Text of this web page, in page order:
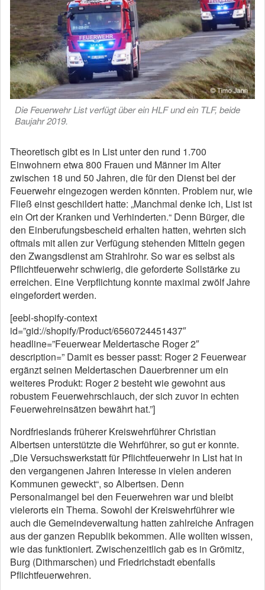
Die Feuerwehr List verfügt über ein HLF und ein TLF, beide
Baujahr 2019.
Theoretisch gibt es in List unter den rund 1.700
Einwohnern etwa 800 Frauen und Männer im Alter
zwischen 18 und 50 Jahren, die für den Dienst bei der
Feuerwehr eingezogen werden könnten. Problem nur, wie
Fließ einst geschildert hatte: „Manchmal denke ich, List ist
ein Ort der Kranken und Verhinderten.“ Denn Bürger, die
den Einberufungsbescheid erhalten hatten, wehrten sich
oftmals mit allen zur Verfügung stehenden Mitteln gegen
den Zwangsdienst am Strahlrohr. So war es selbst als
Pflichtfeuerwehr schwierig, die geforderte Sollstärke zu
erreichen. Eine Verpflichtung konnte maximal zwölf Jahre
eingefordert werden.
[eebl-shopify-context
id=”gid://shopify/Product/6560724451437″
headline=”Feuerwear Meldertasche Roger 2″
description=” Damit es besser passt: Roger 2 Feuerwear
ergänzt seinen Meldertaschen Dauerbrenner um ein
weiteres Produkt: Roger 2 besteht wie gewohnt aus
robustem Feuerwehrschlauch, der sich zuvor in echten
Feuerwehreinsätzen bewährt hat.”]
Nordfrieslands früherer Kreiswehrführer Christian
Albertsen unterstützte die Wehrführer, so gut er konnte.
„Die Versuchswerkstatt für Pflichtfeuerwehr in List hat in
den vergangenen Jahren Interesse in vielen anderen
Kommunen geweckt“, so Albertsen. Denn
Personalmangel bei den Feuerwehren war und bleibt
vielerorts ein Thema. Sowohl der Kreiswehrführer wie
auch die Gemeindeverwaltung hatten zahlreiche Anfragen
aus der ganzen Republik bekommen. Alle wollten wissen,
wie das funktioniert. Zwischenzeitlich gab es in Grömitz,
Burg (Dithmarschen) und Friedrichstadt ebenfalls
Pflichtfeuerwehren.